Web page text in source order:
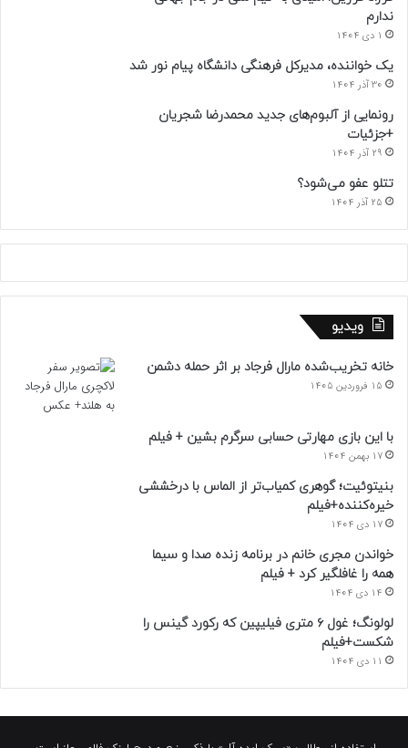
ندارم
1 دی 1404
یک خواننده، مدیرکل فرهنگی دانشگاه پیام نور شد
30 آذر 1404
رونمایی از آلبوم‌های جدید محمدرضا شجریان
+جزئیات
29 آذر 1404
تتلو عفو می‌شود؟
25 آذر 1404
ویدیو
خانه تخریب‌شده مارال فرجاد بر اثر حمله دشمن
15 فروردین 1405
با این بازی مهارتی حسابی سرگرم بشین + فیلم
17 بهمن 1404
بنیتوئیت؛ گوهری کمیاب‌تر از الماس با درخششی
خیره‌کننده+فیلم
17 دی 1404
خواندن مجری خانم در برنامه زنده صدا و سیما
همه را غافلگیر کرد + فیلم
14 دی 1404
لولونگ؛ غول ۶ متری فیلیپین که رکورد گینس را
شکست+فیلم
11 دی 1404